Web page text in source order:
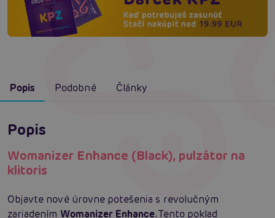
Popis Podobné Články
Popis
Womanizer Enhance (Black), pulzátor na
klitoris
Objavte nové úrovne potešenia s revolučným
zariadením Womanizer Enhance. Tento poklad